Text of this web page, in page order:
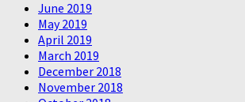
June 2019
May 2019
April 2019
March 2019
December 2018
November 2018